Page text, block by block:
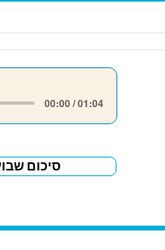
00:00 / 01:04
סיכום